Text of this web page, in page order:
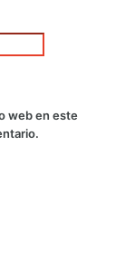
web en este